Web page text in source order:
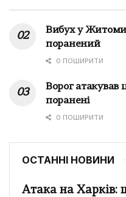
Вибух у
поранений
0 ПОШИРИТИ
Ворог атакував
поранені
0 ПОШИРИТИ
ОСТАННІ НОВИНИ
Атака на